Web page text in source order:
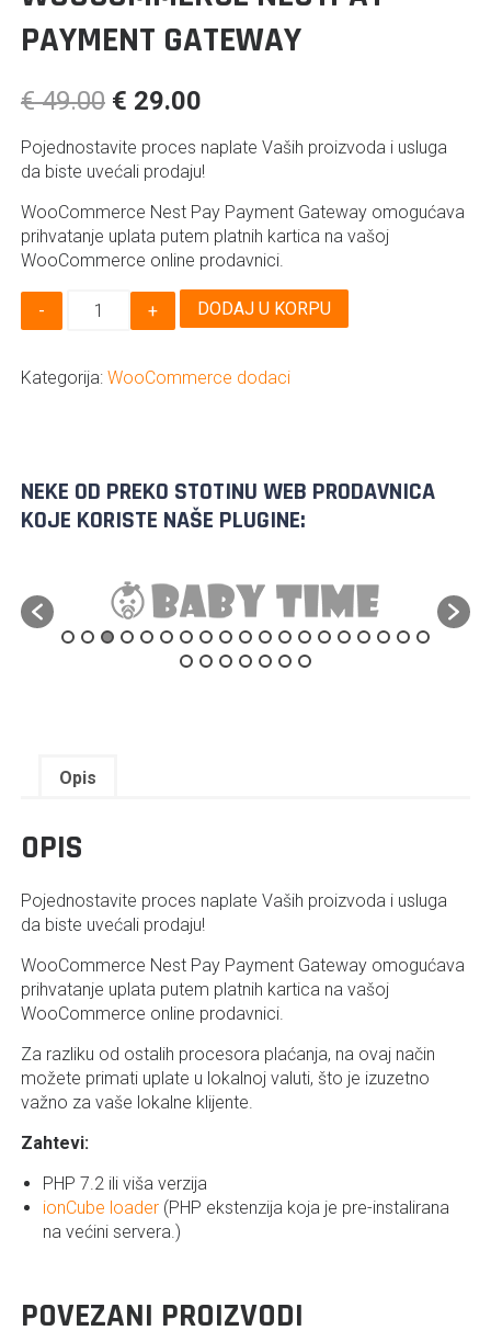
PAYMENT GATEWAY
€49.00 € 29.00
Pojednostavite proces naplate Vaših proizvoda i usluga
da biste uvećali prodaju!
WooCommerce Nest Pay Payment Gateway omogućava
prihvatanje uplata putem platnih kartica na vašoj
WooCommerce online prodavnici.
WooCommerce
NestPay
Gateway
DODAJ U KORPU
Kategorija: WooCommerce dodaci
NEKE OD PREKO STOTINU WEB PRODAVNICA
KOJE KORISTE NAŠE PLUGINE:
Opis
OPIS
Pojednostavite proces naplate Vaših proizvoda i usluga
da biste uvećali prodaju!
WooCommerce Nest Pay Payment Gateway omogućava
prihvatanje uplata putem platnih kartica na vašoj
WooCommerce online prodavnici.
Za razliku od ostalih procesora plaćanja, na ovaj način
možete primati uplate u lokalnoj valuti, što je izuzetno
važno za vaše lokalne klijente.
Zahtevi:
PHP 7.2 ili viša verzija
ionCube loader(PHP ekstenzija koja je pre-instalirana
na većini servera.)
POVEZANI PROIZVODI